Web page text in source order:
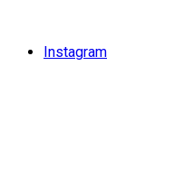
Instagram